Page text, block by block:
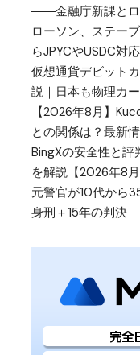
――金融庁新課とロ
ローソン、ステー
らJPYCやUSDC対応
仮想通貨デビット
説｜日本も物理カ
【2026年8月】
との関係は？最新
BingXの安全性と評
を解説【2026年8月
元警官が10代から
身刑＋15年の判決